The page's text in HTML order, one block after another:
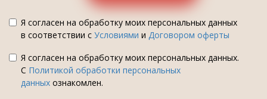
Я согласен на обработку моих персональных данных
в соответствии с Условиями и Договором оферты
Я согласен на обработку моих персональных данных.
С Политикой обработки персональных
данных ознакомлен.